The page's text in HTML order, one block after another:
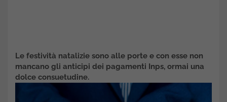
Le festività natalizie sono alle porte e con esse non
mancano gli anticipi dei pagamenti Inps, ormai una
dolce consuetudine.